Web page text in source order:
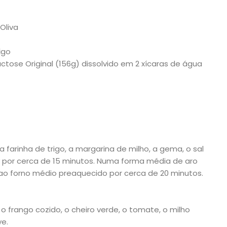
Original (156g) dissolvido em 2 xícaras de água
farinha de trigo, a margarina de milho, a gema, o sal
cerca de 15 minutos. Numa forma média de aro
forno médio preaquecido por cerca de 20 minutos.
frango cozido, o cheiro verde, o tomate, o milho